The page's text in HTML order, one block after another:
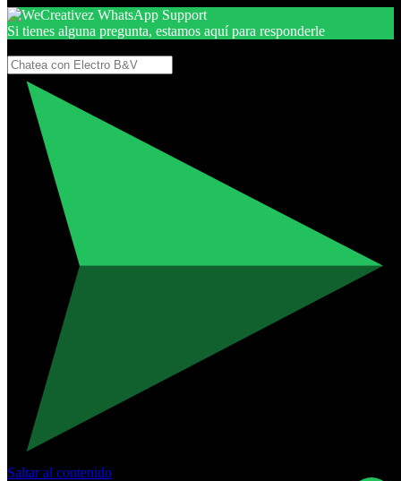
Si tienes alguna pregunta, estamos aquí para responderle
Saltar al contenido